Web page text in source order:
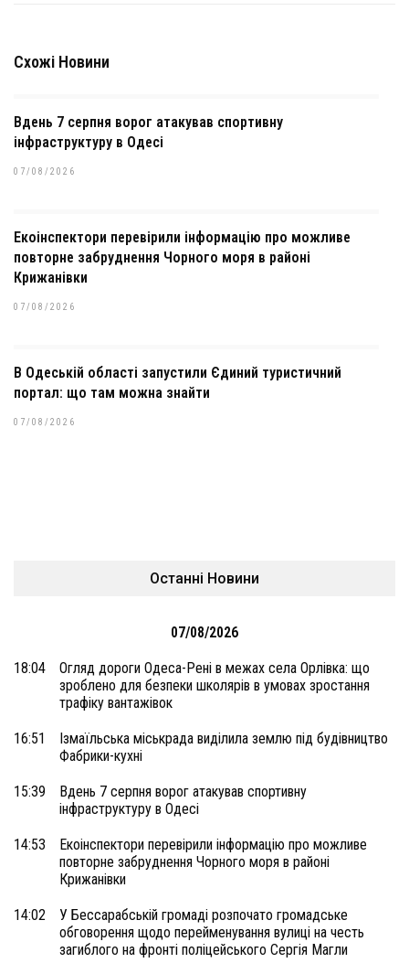
Схожі Новини
Вдень 7 серпня ворог атакував спортивну
інфраструктуру в Одесі
07/08/2026
Екоінспектори перевірили інформацію про можливе
повторне забруднення Чорного моря в районі
Крижанівки
07/08/2026
В Одеській області запустили Єдиний туристичний
портал: що там можна знайти
07/08/2026
Останні Новини
07/08/2026
18:04
Огляд дороги Одеса-Рені в межах села Орлівка: що
зроблено для безпеки школярів в умовах зростання
трафіку вантажівок
16:51
Ізмаїльська міськрада виділила землю під будівництво
Фабрики-кухні
15:39
Вдень 7 серпня ворог атакував спортивну
інфраструктуру в Одесі
14:53
Екоінспектори перевірили інформацію про можливе
повторне забруднення Чорного моря в районі
Крижанівки
14:02
У Бессарабській громаді розпочато громадське
обговорення щодо перейменування вулиці на честь
загиблого на фронті поліцейського Сергія Магли